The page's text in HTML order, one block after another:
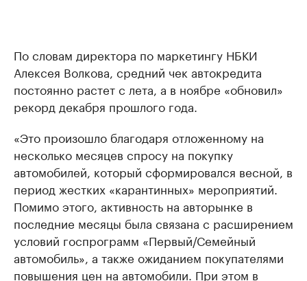
По словам директора по маркетингу НБКИ
Алексея Волкова, средний чек автокредита
постоянно растет с лета, а в ноябре «обновил»
рекорд декабря прошлого года.
«Это произошло благодаря отложенному на
несколько месяцев спросу на покупку
автомобилей, который сформировался весной, в
период жестких «карантинных» мероприятий.
Помимо этого, активность на авторынке в
последние месяцы была связана с расширением
условий госпрограмм «Первый/Семейный
автомобиль», а также ожиданием покупателями
повышения цен на автомобили. При этом в